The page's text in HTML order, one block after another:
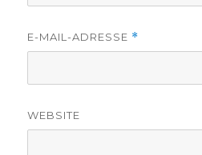
E-MAIL-ADRESSE *
WEBSITE